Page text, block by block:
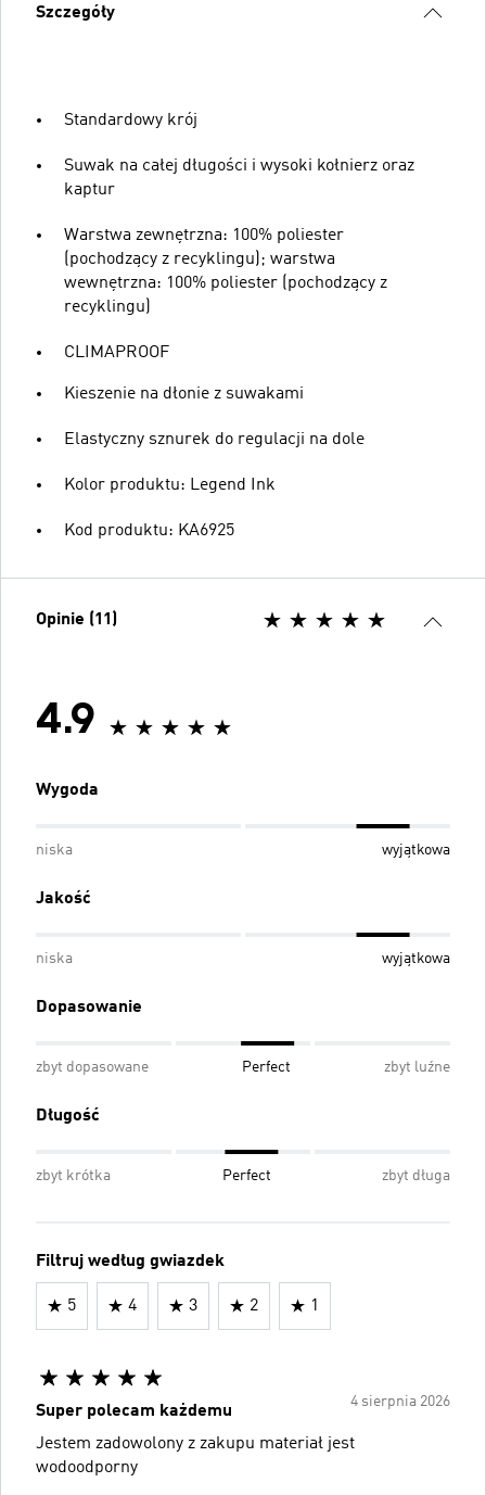
Szczegóły
Standardowy krój
Suwak na całej długości i wysoki kołnierz oraz
kaptur
Warstwa zewnętrzna: 100% poliester
(pochodzący z recyklingu); warstwa
wewnętrzna: 100% poliester (pochodzący z
recyklingu)
CLIMAPROOF
Kieszenie na dłonie z suwakami
Elastyczny sznurek do regulacji na dole
Kolor produktu: Legend Ink
Kod produktu: KA6925
Opinie (11)
4.9
Wygoda
niska wyjątkowa
Jakość
niska wyjątkowa
Dopasowanie
zbyt dopasowane Perfect zbyt luźne
Długość
zbyt krótka Perfect zbyt długa
Filtruj według gwiazdek
5 4 3 2 1
4 sierpnia 2026
Super polecam każdemu
Jestem zadowolony z zakupu materiał jest
wodoodporny